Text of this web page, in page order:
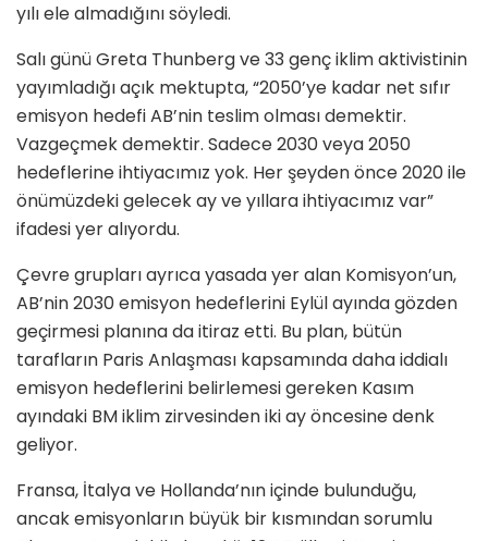
yılı ele almadığını söyledi.
Salı günü Greta Thunberg ve 33 genç iklim aktivistinin
yayımladığı açık mektupta, “2050’ye kadar net sıfır
emisyon hedefi AB’nin teslim olması demektir.
Vazgeçmek demektir. Sadece 2030 veya 2050
hedeflerine ihtiyacımız yok. Her şeyden önce 2020 ile
önümüzdeki gelecek ay ve yıllara ihtiyacımız var”
ifadesi yer alıyordu.
Çevre grupları ayrıca yasada yer alan Komisyon’un,
AB’nin 2030 emisyon hedeflerini Eylül ayında gözden
geçirmesi planına da itiraz etti. Bu plan, bütün
tarafların Paris Anlaşması kapsamında daha iddialı
emisyon hedeflerini belirlemesi gereken Kasım
ayındaki BM iklim zirvesinden iki ay öncesine denk
geliyor.
Fransa, İtalya ve Hollanda’nın içinde bulunduğu,
ancak emisyonların büyük bir kısmından sorumlu